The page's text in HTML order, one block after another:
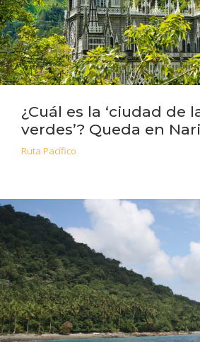
¿Cuál es la ‘ciudad de
verdes’? Queda en
Ruta Pacífico